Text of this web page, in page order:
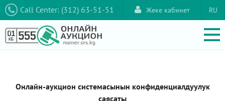
Call Center: (312) 63-51-51 RU
Жеке кабинет
Онлайн-аукцион системасынын конфиденциалдуулук
саясаты